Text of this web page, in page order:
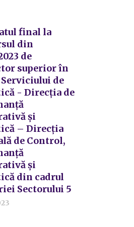
final la
din
de
superior în
de
- Direcția de
și
– Direcția
de Control,
și
din cadrul
Sectorului 5